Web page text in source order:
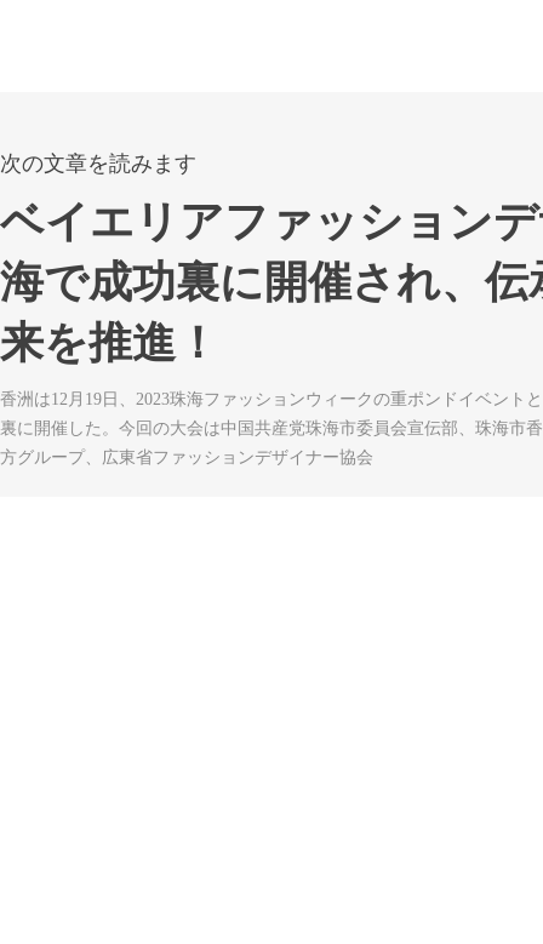
次の文章を読みます
ベイエリアファッション
海で成功裏に開催され、
来を推進！
香洲は12月19日、2023珠海ファッションウィークの重ポンドイベント
裏に開催した。今回の大会は中国共産党珠海市委員会宣伝部、珠海市
方グループ、広東省ファッションデザイナー協会